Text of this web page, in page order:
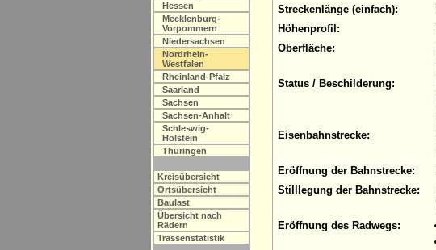
Hessen
Mecklenburg-
Vorpommern
Niedersachsen
Nordrhein-
Westfalen
Rheinland-Pfalz
Saarland
Sachsen
Sachsen-Anhalt
Schleswig-
Holstein
Thüringen
Kreisübersicht
Ortsübersicht
Baulast
Übersicht nach
Rädern
Trassenstatistik
Streckenlänge (einfach):
Höhenprofil:
Oberfläche:
Status / Beschilderung:
Eisenbahnstrecke:
Eröffnung der Bahnstrecke:
Stilllegung der Bahnstrecke:
Eröffnung des Radwegs: